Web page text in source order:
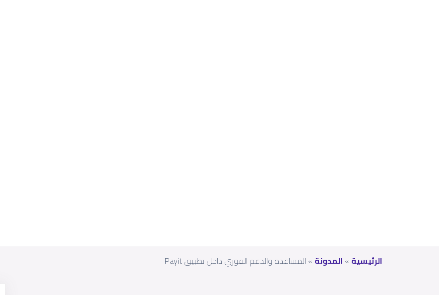
الرئيسية » المدونة » المساعدة والدعم الفوري داخل تطبيق Payit